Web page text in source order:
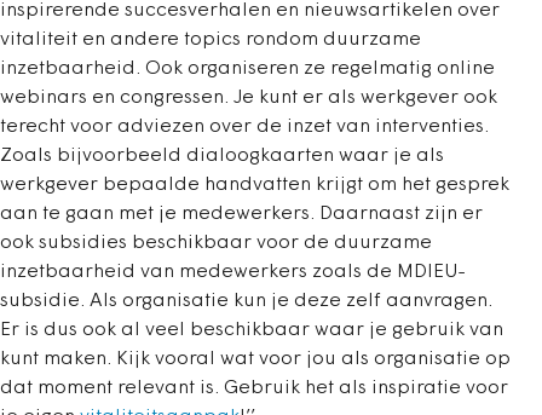
inspirerende succesverhalen en nieuwsartikelen over
vitaliteit en andere topics rondom duurzame
inzetbaarheid. Ook organiseren ze regelmatig online
webinars en congressen. Je kunt er als werkgever ook
terecht voor adviezen over de inzet van interventies.
Zoals bijvoorbeeld dialoogkaarten waar je als
werkgever bepaalde handvatten krijgt om het gesprek
aan te gaan met je medewerkers. Daarnaast zijn er
ook subsidies beschikbaar voor de duurzame
inzetbaarheid van medewerkers zoals de MDIEU-
subsidie. Als organisatie kun je deze zelf aanvragen.
Er is dus ook al veel beschikbaar waar je gebruik van
kunt maken. Kijk vooral wat voor jou als organisatie op
dat moment relevant is. Gebruik het als inspiratie voor